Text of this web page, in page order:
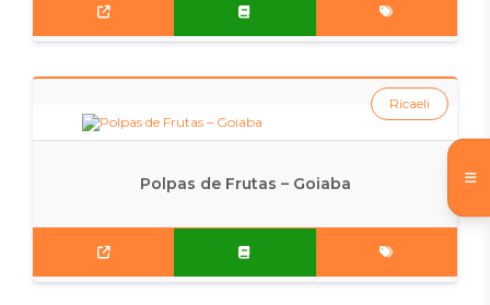
Polpas de Frutas – Goiaba
Ricaeli